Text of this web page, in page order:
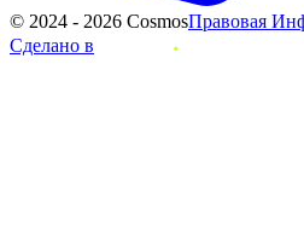
© 2024 - 2026 CosmosПравовая
Сделано в